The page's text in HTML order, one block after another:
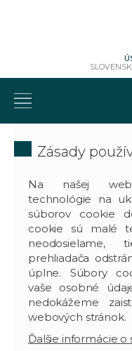
Zásady
Na našej
technológie na
súborov cookie
cookie sú malé
prehliadača
úplne. Súbory
vaše osobné
nedokážeme
webových stránok.
Ďalšie informácie o